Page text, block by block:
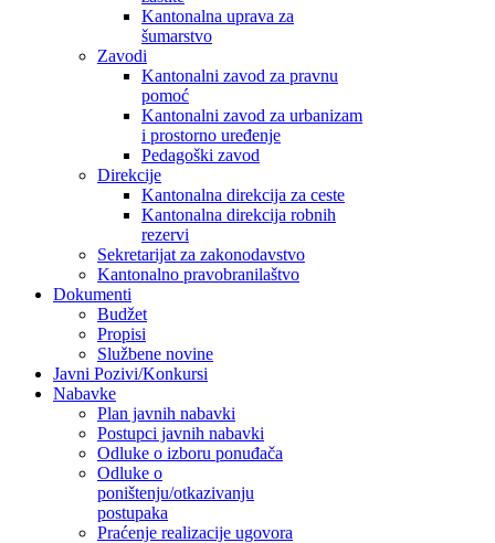
Kantonalna uprava za
šumarstvo
Zavodi
Kantonalni zavod za pravnu
pomoć
Kantonalni zavod za urbanizam
i prostorno uređenje
Pedagoški zavod
Direkcije
Kantonalna direkcija za ceste
Kantonalna direkcija robnih
rezervi
Sekretarijat za zakonodavstvo
Kantonalno pravobranilaštvo
Dokumenti
Budžet
Propisi
Službene novine
Javni Pozivi/Konkursi
Nabavke
Plan javnih nabavki
Postupci javnih nabavki
Odluke o izboru ponuđača
Odluke o
poništenju/otkazivanju
postupaka
Praćenje realizacije ugovora